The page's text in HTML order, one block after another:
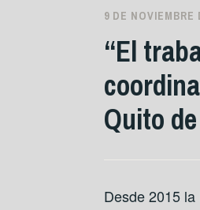
9 DE NOVIEMBRE
“El
Quito
Desde 2015